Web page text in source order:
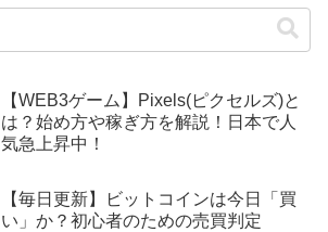
【WEB3ゲーム】Pixels(ピクセルズ)と
は？始め方や稼ぎ方を解説！日本で人
気急上昇中！
【毎日更新】ビットコインは今日「買
い」か？初心者のための売買判定